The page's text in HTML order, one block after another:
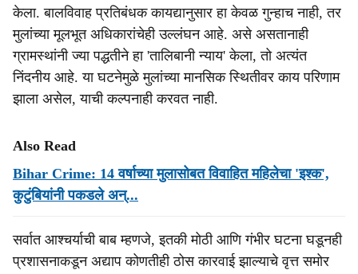
केला. बालविवाह प्रतिबंधक कायद्यानुसार हा केवळ गुन्हाच नाही, तर
मुलांच्या मूलभूत अधिकारांचेही उल्लंघन आहे. असे असतानाही
ग्रामस्थांनी ज्या पद्धतीने हा 'तालिबानी न्याय' केला, तो अत्यंत
निंदनीय आहे. या घटनेमुळे मुलांच्या मानसिक स्थितीवर काय परिणाम
झाला असेल, याची कल्पनाही करवत नाही.
Also Read
Bihar Crime: 14 वर्षाच्या मुलासोबत विवाहित महिलेचा 'इश्क',
कुटुंबियांनी पकडले अन्...
सर्वात आश्चर्याची बाब म्हणजे, इतकी मोठी आणि गंभीर घटना घडूनही
प्रशासनाकडून अद्याप कोणतीही ठोस कारवाई झाल्याचे वृत्त समोर